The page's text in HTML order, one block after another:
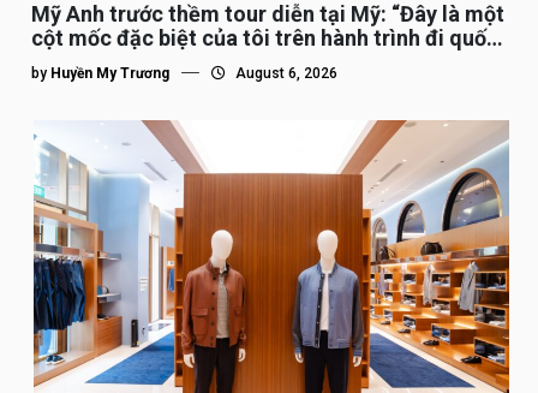
Mỹ Anh trước thềm tour diễn tại Mỹ: “Đây là một
cột mốc đặc biệt của tôi trên hành trình đi quốc
tế”
by Huyền My Trương August 6, 2026